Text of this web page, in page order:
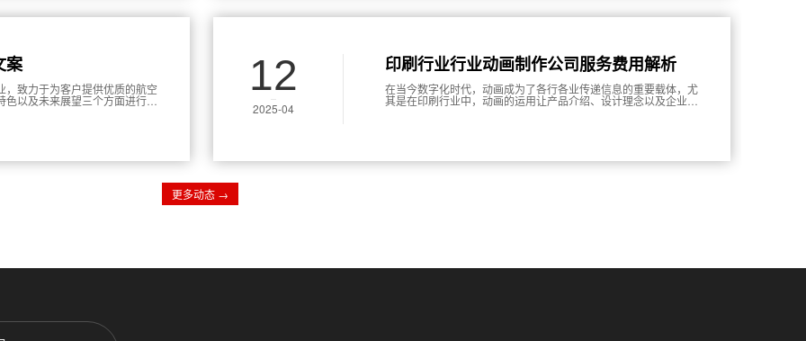
案
致力于为客户提供优质的航空
以及未来展望三个方面进行详
12
2025-04
印刷行业行业动画制作公司服务费用解析
在当今数字化时代，动画成为了各行各业传递信息的重要载体，尤
其是在印刷行业中，动画的运用让产品介绍、设计理念以及企业文
更多动态 →